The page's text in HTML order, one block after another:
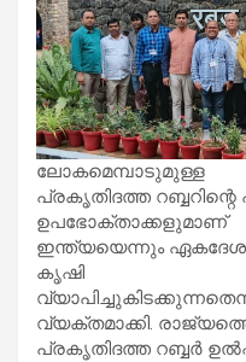
ലോകമെമ്പാടുമുള്ള
പ്രകൃതിദത്ത
ഉപഭോക്താക്കളുമാണ്
ഇന്ത്യയെന്നും ഏകദേശം
കൃഷി
വ്യക്തമാക്കി.
പ്രകൃതിദത്ത റബ്ബർ